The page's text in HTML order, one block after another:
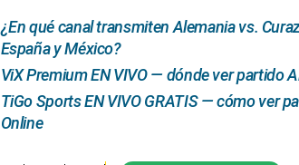
¿En qué canal transmiten Alemania vs.
España y México?
ViX Premium EN VIVO — dónde ver partido
TiGo Sports EN VIVO GRATIS — cómo ver
Online